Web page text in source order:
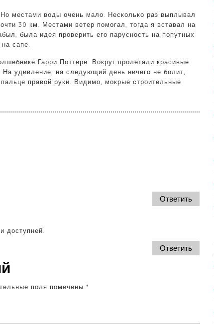
местами воды очень мало. Несколько раз выплывал
30 км. Местами ветер помогал, тогда я вставал на
была идея проверить его парусность на попутных
сапе.
Гарри Поттере. Вокруг пролетали красивые
удивление, на следующий день ничего не болит,
правой руки. Видимо, мокрые строительные
Ответить
доступней.
Ответить
поля помечены *